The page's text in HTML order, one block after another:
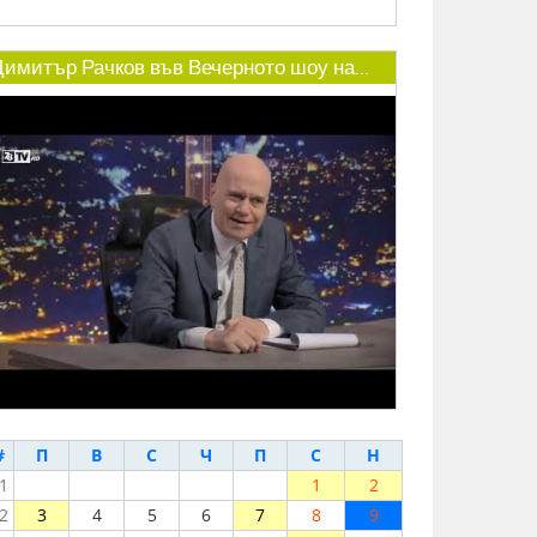
Рачков във Вечерното шоу на...
П В С Ч П С
Н
1
2
3 4 5 6 7 8
9